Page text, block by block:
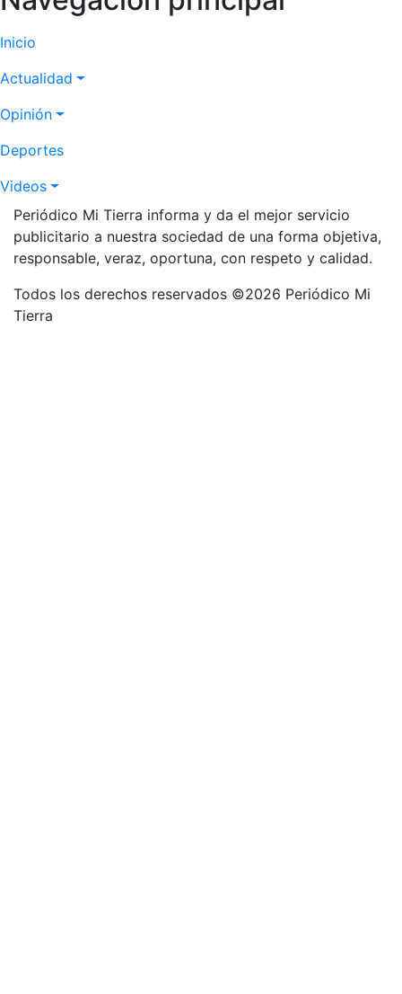
Inicio
Actualidad
Opinión
Deportes
Videos
Periódico Mi Tierra informa y da el mejor servicio
publicitario a nuestra sociedad de una forma objetiva,
responsable, veraz, oportuna, con respeto y calidad.
Todos los derechos reservados ©2026 Periódico Mi
Tierra